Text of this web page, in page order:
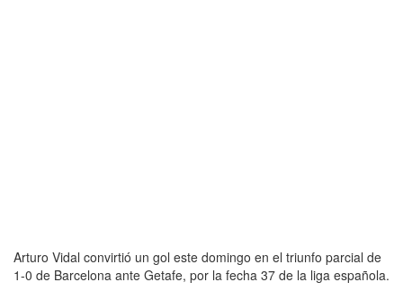
Arturo Vidal convirtió un gol este domingo en el triunfo parcial de
1-0 de Barcelona ante Getafe, por la fecha 37 de la liga española.